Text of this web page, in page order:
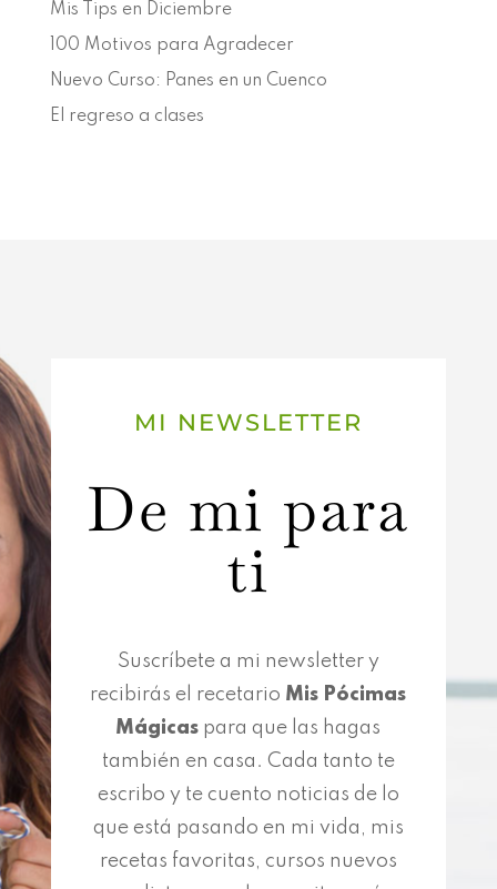
Mis Tips en Diciembre
100 Motivos para Agradecer
Nuevo Curso: Panes en un Cuenco
El regreso a clases
MI NEWSLETTER
De mi para
ti
Suscríbete a mi newsletter y
recibirás el recetario Mis Pócimas
Mágicas para que las hagas
también en casa. Cada tanto te
escribo y te cuento noticias de lo
que está pasando en mi vida, mis
recetas favoritas, cursos nuevos